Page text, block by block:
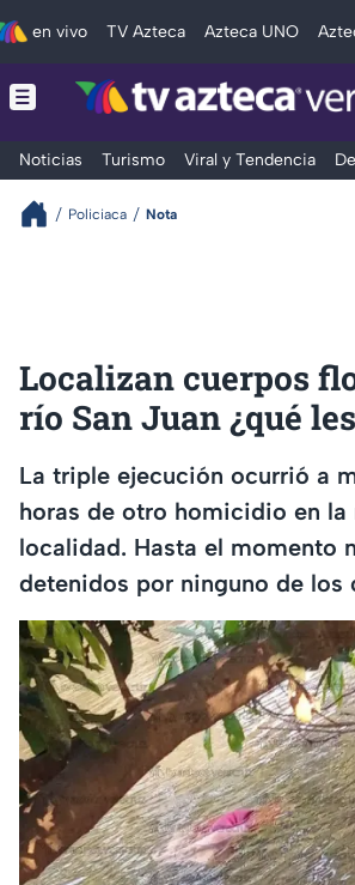
en vivo TV Azteca Azteca UNO
Noticias Turismo Viral y Tendencia
Policiaca Nota
Localizan cuerpos
río San Juan ¿qué
La triple ejecución ocurrió a
horas de otro homicidio en la
localidad. Hasta el momento
detenidos por ninguno de los